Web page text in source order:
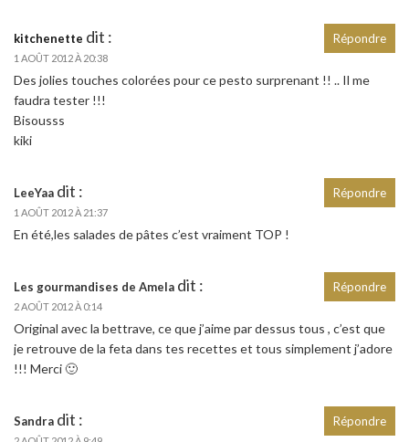
kitchenette dit :
1 AOÛT 2012 À 20:38
Des jolies touches colorées pour ce pesto surprenant !! .. Il me
faudra tester !!!
Bisousss
kiki
Répondre
LeeYaa dit :
1 AOÛT 2012 À 21:37
En été,les salades de pâtes c’est vraiment TOP !
Répondre
Les gourmandises de Amela dit :
2 AOÛT 2012 À 0:14
Original avec la bettrave, ce que j’aime par dessus tous , c’est que
je retrouve de la feta dans tes recettes et tous simplement j’adore
!!! Merci 🙂
Répondre
Sandra dit : Répondre